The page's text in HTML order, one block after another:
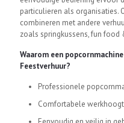
particulieren als organisaties.
combineren met andere
zoals springkussens, fun food
Waarom een
Feestverhuur?
Professionele
Comfortabele